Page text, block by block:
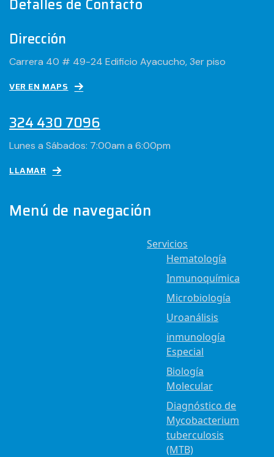
Detalles de Contacto
Dirección
Carrera 40 # 49-24 Edificio Ayacucho, 3er piso
VER EN MAPS
324 430 7096
Lunes a Sábados: 7:00am a 6:00pm
LLAMAR
Menú de navegación
Servicios
Hematología
Inmunoquímica
Microbiología
Uroanálisis
inmunología
Especial
Biología
Molecular
Diagnóstico de
Mycobacterium
tuberculosis
(MTB)